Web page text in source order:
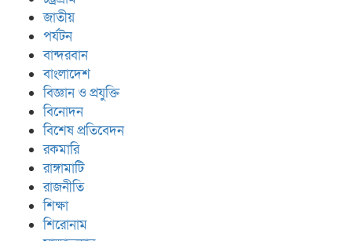
জাতীয়
পর্যটন
বান্দরবান
বাংলাদেশ
বিজ্ঞান ও প্রযুক্তি
বিনোদন
বিশেষ প্রতিবেদন
রকমারি
রাঙ্গামাটি
রাজনীতি
শিক্ষা
শিরোনাম